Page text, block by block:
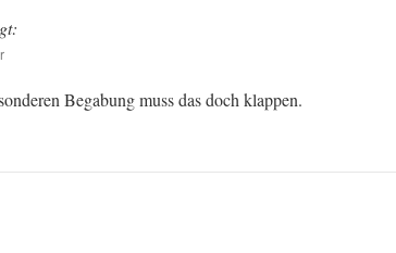
Begabung muss das doch klappen.